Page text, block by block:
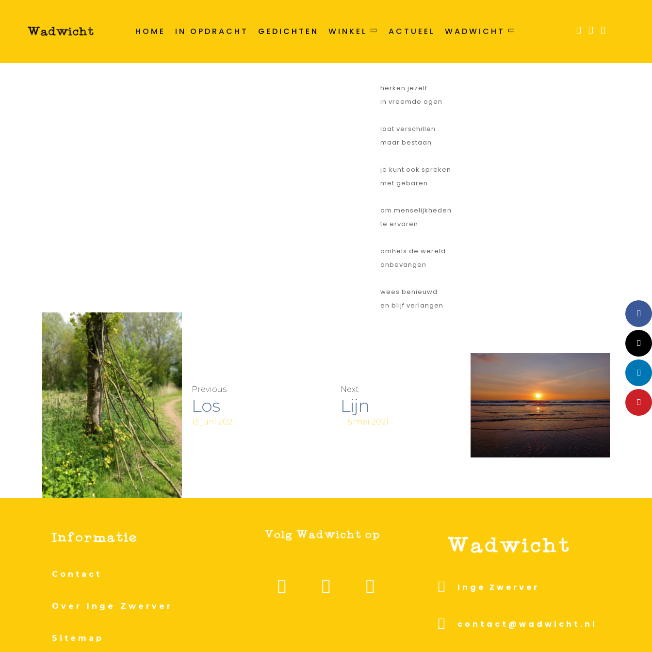
HOME IN OPDRACHT GEDICHTEN WINKEL ACTUEEL WADWICHT
Omhels
te verstaan
herken jezelf
in vreemde ogen
laat verschillen
maar bestaan
je kunt ook spreken
met gebaren
om menselijkheden
te ervaren
omhels de wereld
onbevangen
wees benieuwd
en blijf verlangen
Previous
Los
13 juni 2021
Next
Lijn
5 mei 2021
Contact
Over Inge Zwerver
Sitemap
Inge Zwerver
contact@wadwicht.nl